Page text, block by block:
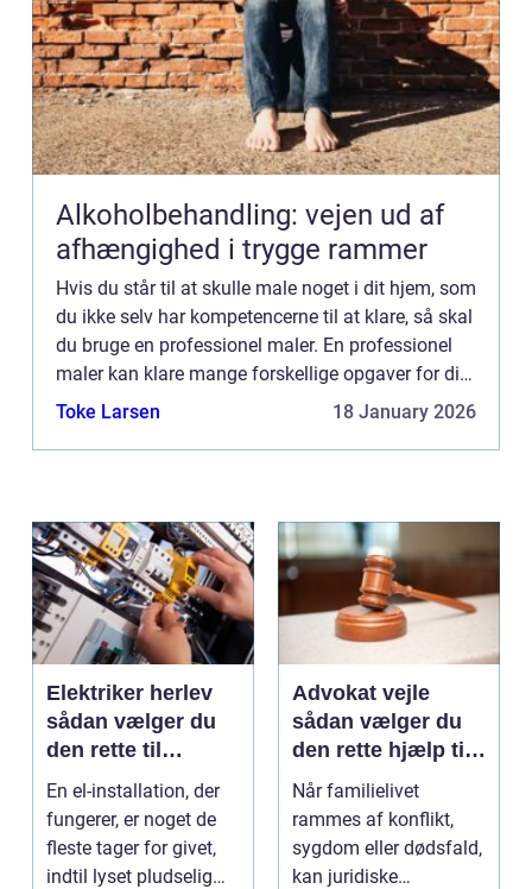
Alkoholbehandling: vejen ud af
afhængighed i trygge rammer
Hvis du står til at skulle male noget i dit hjem, som
du ikke selv har kompetencerne til at klare, så skal
du bruge en professionel maler. En professionel
maler kan klare mange forskellige opgaver for dig
i forbindelse med husrenovering eller hvis du...
Toke Larsen 18 January 2026
Elektriker herlev
sådan vælger du
den rette til
opgaven
En el-installation, der
fungerer, er noget de
fleste tager for givet,
indtil lyset pludselig
Advokat vejle
sådan vælger du
den rette hjælp til
familien
Når familielivet
rammes af konflikt,
sygdom eller dødsfald,
kan juridiske